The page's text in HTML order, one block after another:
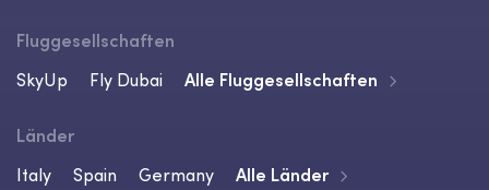
Fluggesellschaften
SkyUp
Fly Dubai Alle Fluggesellschaften
Länder
Italy
Spain Germany Alle Länder